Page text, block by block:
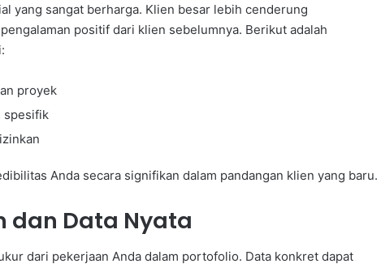
yang sangat berharga. Klien besar lebih cenderung
positif dari klien sebelumnya. Berikut adalah
proyek
spesifik
Anda secara signifikan dalam pandangan klien yang baru.
dan Data Nyata
dari pekerjaan Anda dalam portofolio. Data konkret dapat